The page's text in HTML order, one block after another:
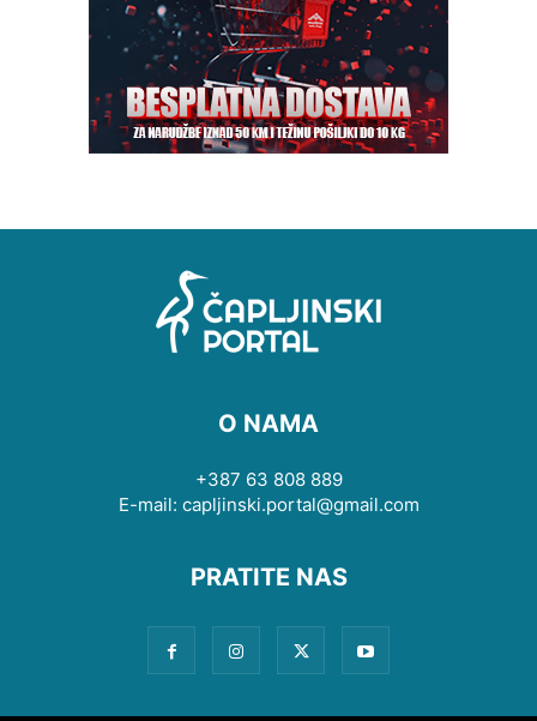
O NAMA
+387 63 808 889
E-mail: capljinski.portal@gmail.com
PRATITE NAS